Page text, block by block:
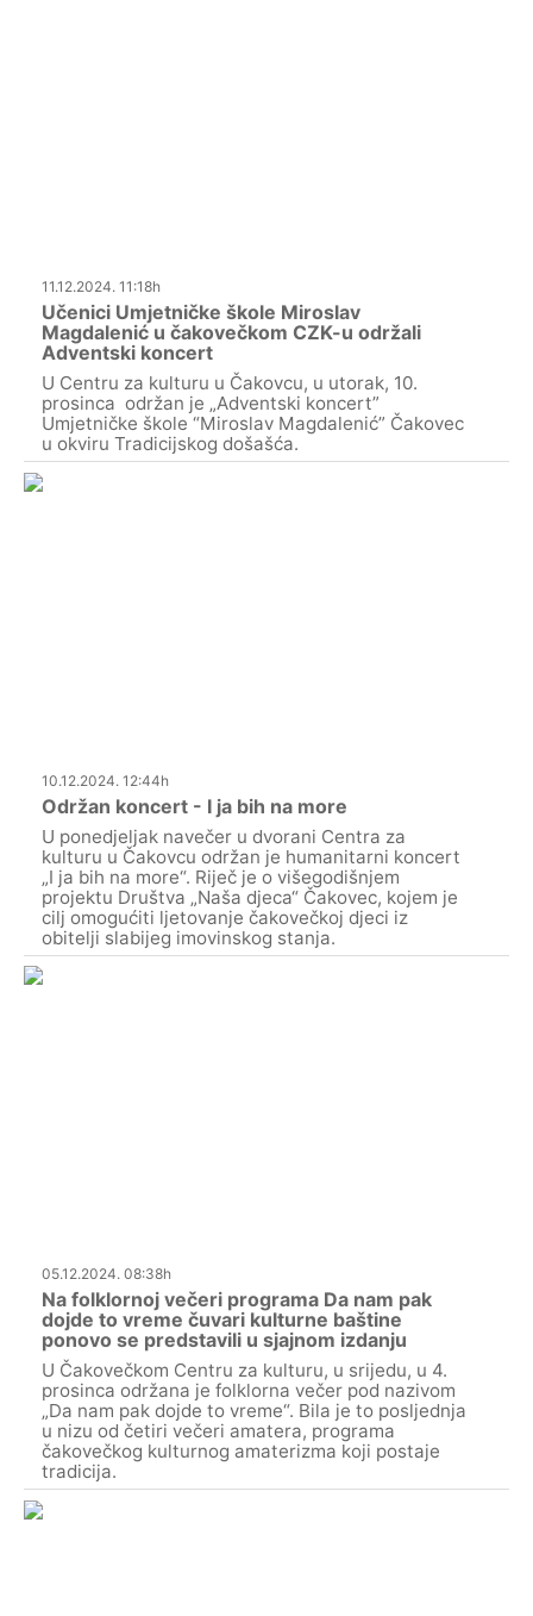
11.12.2024. 11:18h
Učenici Umjetničke škole Miroslav
Magdalenić u čakovečkom CZK-u održali
Adventski koncert
U Centru za kulturu u Čakovcu, u utorak, 10.
prosinca održan je „Adventski koncert”
Umjetničke škole “Miroslav Magdalenić” Čakovec
u okviru Tradicijskog došašća.
10.12.2024. 12:44h
Održan koncert - I ja bih na more
U ponedjeljak navečer u dvorani Centra za
kulturu u Čakovcu održan je humanitarni koncert
„I ja bih na more“. Riječ je o višegodišnjem
projektu Društva „Naša djeca“ Čakovec, kojem je
cilj omogućiti ljetovanje čakovečkoj djeci iz
obitelji slabijeg imovinskog stanja.
05.12.2024. 08:38h
Na folklornoj večeri programa Da nam pak
dojde to vreme čuvari kulturne baštine
ponovo se predstavili u sjajnom izdanju
U Čakovečkom Centru za kulturu, u srijedu, u 4.
prosinca održana je folklorna večer pod nazivom
„Da nam pak dojde to vreme“. Bila je to posljednja
u nizu od četiri večeri amatera, programa
čakovečkog kulturnog amaterizma koji postaje
tradicija.